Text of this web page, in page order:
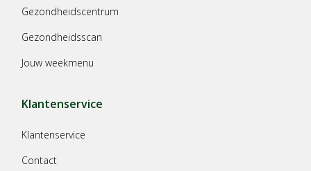
Gezondheidscentrum
Gezondheidsscan
Jouw weekmenu
Klantenservice
Klantenservice
Contact